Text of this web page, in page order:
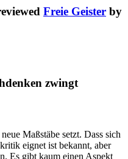
Freie Geister by
zwingt
Maßstäbe setzt. Dass sich
eignet ist bekannt, aber
Es gibt kaum einen Aspekt